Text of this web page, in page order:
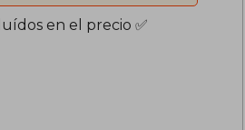
en el precio ✅